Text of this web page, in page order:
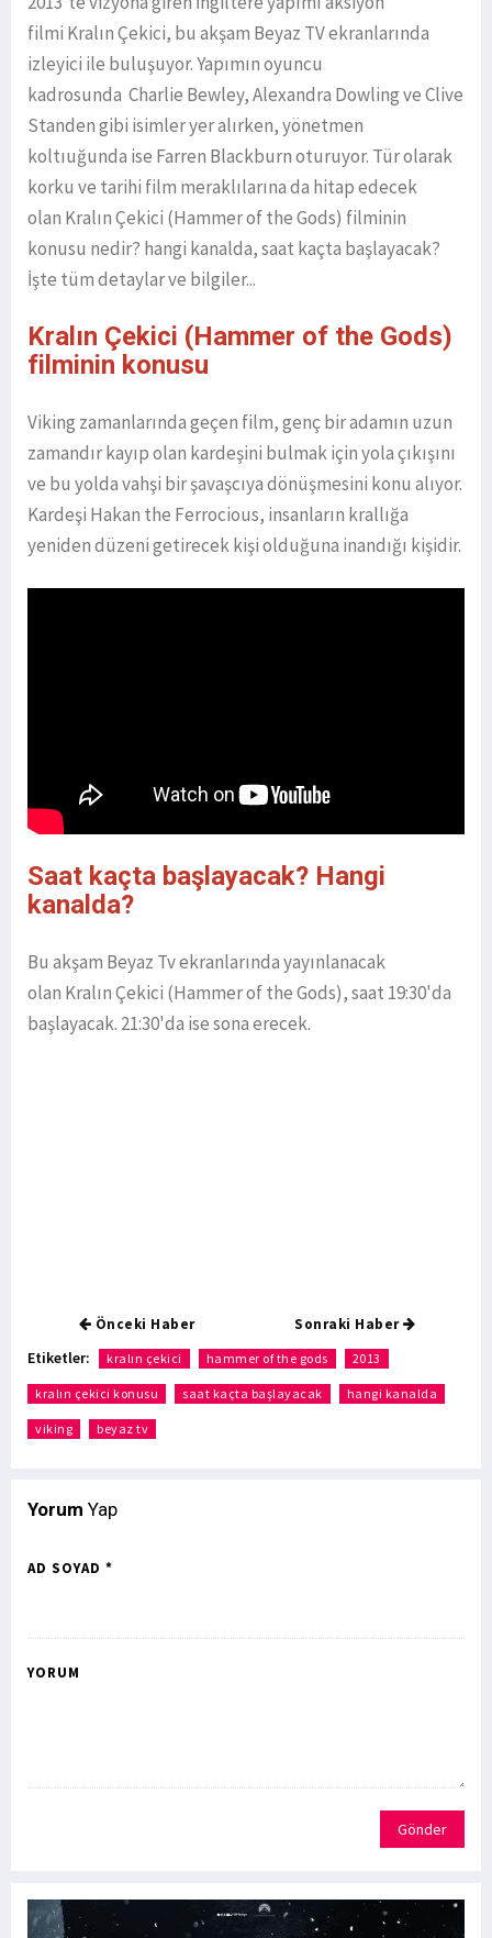
filmi Kralın Çekici, bu akşam Beyaz TV ekranlarında
izleyici ile buluşuyor. Yapımın oyuncu
kadrosunda Charlie Bewley, Alexandra Dowling ve Clive
Standen gibi isimler yer alırken, yönetmen
koltıuğunda ise Farren Blackburn oturuyor. Tür olarak
korku ve tarihi film meraklılarına da hitap edecek
olan Kralın Çekici (Hammer of the Gods) filminin
konusu nedir? hangi kanalda, saat kaçta başlayacak?
İşte tüm detaylar ve bilgiler...
Kralın Çekici (Hammer of the Gods)
filminin konusu
Viking zamanlarında geçen film, genç bir adamın uzun
zamandır kayıp olan kardeşini bulmak için yola çıkışını
ve bu yolda vahşi bir şavaşcıya dönüşmesini konu alıyor.
Kardeşi Hakan the Ferrocious, insanların krallığa
yeniden düzeni getirecek kişi olduğuna inandığı kişidir.
Saat kaçta başlayacak? Hangi
kanalda?
Bu akşam Beyaz Tv ekranlarında yayınlanacak
olan Kralın Çekici (Hammer of the Gods), saat 19:30'da
başlayacak. 21:30'da ise sona erecek.
Önceki Haber Sonraki Haber
Etiketler: kralın çekici hammer of the gods 2013
kralın çekici konusu saat kaçta başlayacak hangi kanalda
viking beyaz tv
Yorum Yap
AD SOYAD *
YORUM
Gönder